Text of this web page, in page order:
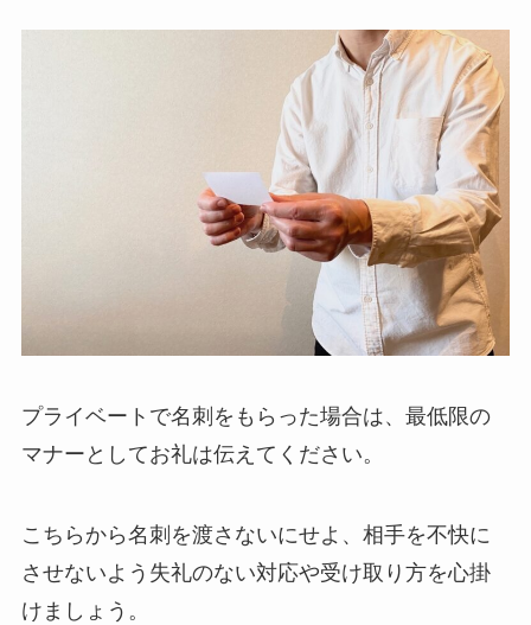
プライベートで名刺をもらった場合は、最低限の
マナーとしてお礼は伝えてください。
こちらから名刺を渡さないにせよ、相手を不快に
させないよう失礼のない対応や受け取り方を心掛
けましょう。